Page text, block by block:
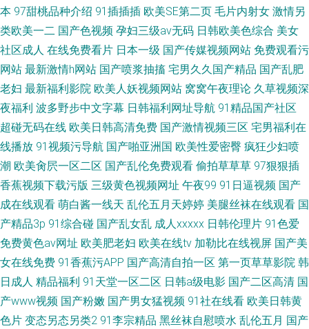
本 97甜桃品种介绍 91插插插 欧美SE第二页 毛片内射女 激情另
类欧美一二 国产色视频 孕妇三级av无码 日韩欧美色综合 美女
社区成人 在线免费看片 日本一级 国产传媒视频网站 免费观看污
网站 最新激情h网站 国产喷浆抽搐 宅男久久国产精品 国产乱肥
老妇 最新福利影院 欧美人妖视频网站 窝窝午夜理论 久草视频深
夜福利 波多野步中文字幕 日韩福利网址导航 91精品国产社区
超碰无码在线 欧美日韩高清免费 国产激情视频三区 宅男福利在
线播放 91视频污导航 国产啪亚洲国 欧美性爱密臀 疯狂少妇喷
潮 欧美肏屄一区二区 国产乱伦免费观看 偷拍草草草 97狠狠插
香蕉视频下载污版 三级黄色视频网址 午夜99 91日逼视频 国产
成在线观看 萌白酱一线天 乱伦五月天婷婷 美腿丝袜在线观看 国
产精品3p 91综合碰 国产乱女乱 成人xxxxx 日韩伦理片 91色爱
免费黄色av网址 欧美肥老妇 欧美在线tv 加勒比在线视屏 国产美
女在线免费 91香蕉污APP 国产高清自拍一区 第一页草草影院 韩
日成人 精品福利 91天堂一区二区 日韩a级电影 国产二区高清 国
产www视频 国产粉嫩 国产男女猛视频 91社在线看 欧美日韩黄
色片 变态另态另类2 91李宗精品 黑丝袜自慰喷水 乱伦五月 国产